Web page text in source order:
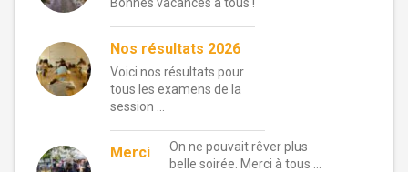
Nos résultats 2026
Voici nos résultats pour
tous les examens de la
session …
Merci
On ne pouvait rêver plus
belle soirée. Merci à tous …